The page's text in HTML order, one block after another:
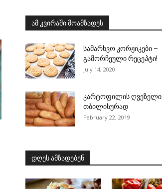
ამ კვირაში მოამზადეს
სამარხვო კორჟიკები –
გამორჩეული რეცეპტი!
July 14, 2020
კარტოფილის ღვეზელი
თბილისურად
February 22, 2019
დღეს ამზადებენ